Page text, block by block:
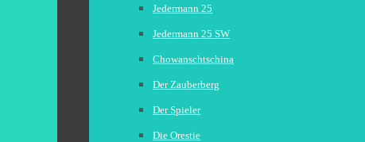
Jedermann 25
Jedermann 25 SW
Chowanschtschina
Der Zauberberg
Der Spieler
Die Orestie